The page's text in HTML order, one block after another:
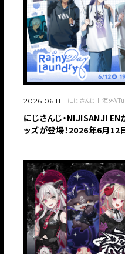
2026.06.11 にじさんじ 海外
にじさんじ・NIJISANJI
ッズが登場！2026年6月12